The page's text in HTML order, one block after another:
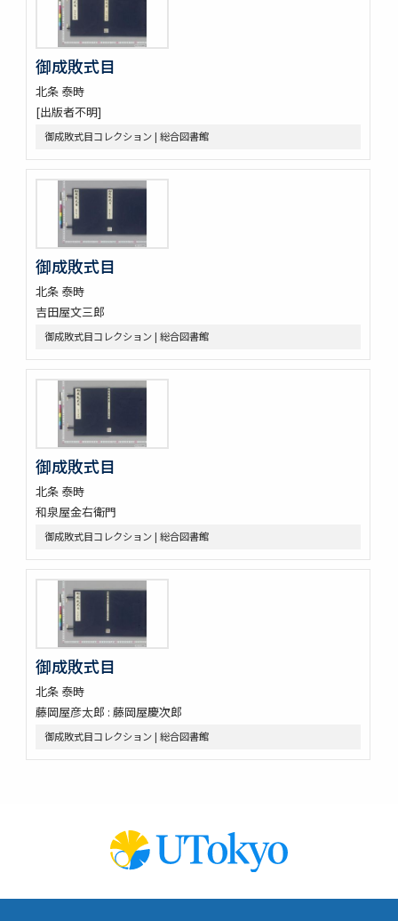
御成敗式目
北条 泰時
[出版者不明]
御成敗式目コレクション | 総合図書館
御成敗式目
北条 泰時
吉田屋文三郎
御成敗式目コレクション | 総合図書館
御成敗式目
北条 泰時
和泉屋金右衛門
御成敗式目コレクション | 総合図書館
御成敗式目
北条 泰時
藤岡屋彦太郎 : 藤岡屋慶次郎
御成敗式目コレクション | 総合図書館